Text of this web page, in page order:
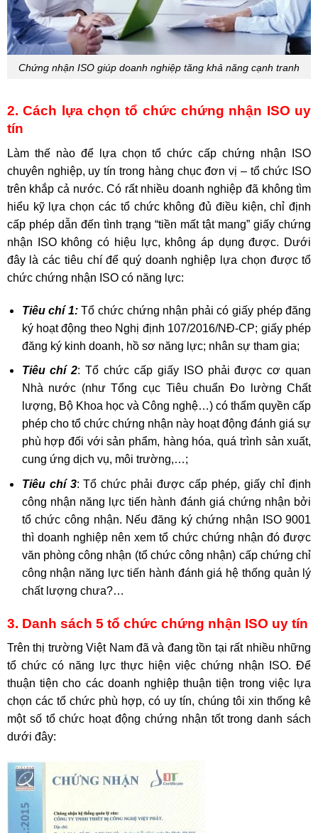
Chứng nhận ISO giúp doanh nghiệp tăng khả năng cạnh tranh
2. Cách lựa chọn tổ chức chứng nhận ISO uy
tín
Làm thế nào để lựa chọn tổ chức cấp chứng nhận ISO
chuyên nghiệp, uy tín trong hàng chục đơn vị – tổ chức ISO
trên khắp cả nước. Có rất nhiều doanh nghiệp đã không tìm
hiểu kỹ lựa chọn các tổ chức không đủ điều kiện, chỉ định
cấp phép dẫn đến tình trạng “tiền mất tật mang” giấy chứng
nhận ISO không có hiệu lực, không áp dụng được. Dưới
đây là các tiêu chí để quý doanh nghiệp lựa chọn được tổ
chức chứng nhận ISO có năng lực:
Tiêu chí 1:Tổ chức chứng nhận phải có giấy phép đăng
ký hoạt động theo Nghị định 107/2016/NĐ-CP; giấy phép
đăng ký kinh doanh, hồ sơ năng lực; nhân sự tham gia;
Tiêu chí 2: Tổ chức cấp giấy ISO phải được cơ quan
Nhà nước (như Tổng cục Tiêu chuẩn Đo lường Chất
lượng, Bộ Khoa học và Công nghệ…) có thẩm quyền cấp
phép cho tổ chức chứng nhận này hoạt động đánh giá sự
phù hợp đối với sản phẩm, hàng hóa, quá trình sản xuất,
cung ứng dịch vụ, môi trường,…;
Tiêu chí 3: Tổ chức phải được cấp phép, giấy chỉ định
công nhận năng lực tiến hành đánh giá chứng nhận bởi
tổ chức công nhận. Nếu đăng ký chứng nhận ISO 9001
thì doanh nghiệp nên xem tổ chức chứng nhận đó được
văn phòng công nhận (tổ chức công nhận) cấp chứng chỉ
công nhận năng lực tiến hành đánh giá hệ thống quản lý
chất lượng chưa?…
3. Danh sách 5 tổ chức chứng nhận ISO uy tín
Trên thị trường Việt Nam đã và đang tồn tại rất nhiều những
tổ chức có năng lực thực hiện việc chứng nhận ISO. Để
thuận tiện cho các doanh nghiệp thuận tiện trong việc lựa
chọn các tổ chức phù hợp, có uy tín, chúng tôi xin thống kê
một số tổ chức hoạt động chứng nhận tốt trong danh sách
dưới đây: